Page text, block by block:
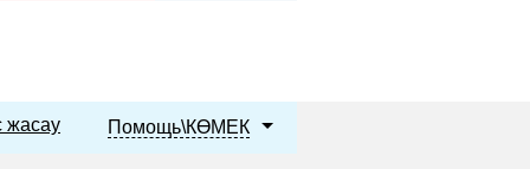
Помощь\КӨМЕК
жасау